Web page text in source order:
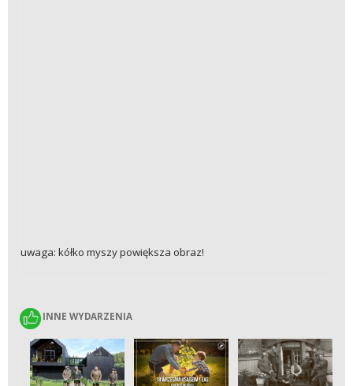
uwaga: kółko myszy powiększa obraz!
INNE WYDARZENIA
INNE WYDARZENIA